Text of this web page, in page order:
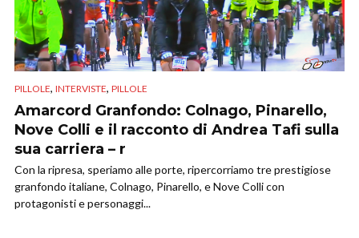
PILLOLE, INTERVISTE, PILLOLE
Amarcord Granfondo: Colnago, Pinarello,
Nove Colli e il racconto di Andrea Tafi sulla
sua carriera – r
Con la ripresa, speriamo alle porte, ripercorriamo tre prestigiose
granfondo italiane, Colnago, Pinarello, e Nove Colli con
protagonisti e personaggi...